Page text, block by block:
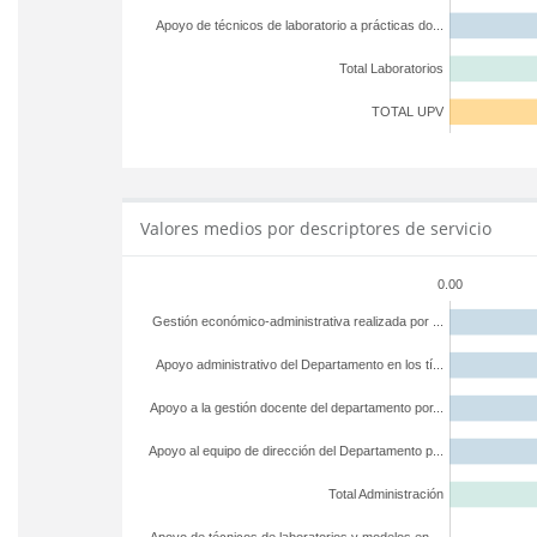
TOTAL UPV
Total Laboratorios
Apoyo de técnicos de laboratorio a prácticas do...
Valores medios por descriptores de servicio
0.00
Total Administración
Apoyo al equipo de dirección del Departamento p...
Apoyo a la gestión docente del departamento por...
Apoyo administrativo del Departamento en los tí...
Gestión económico-administrativa realizada por ...